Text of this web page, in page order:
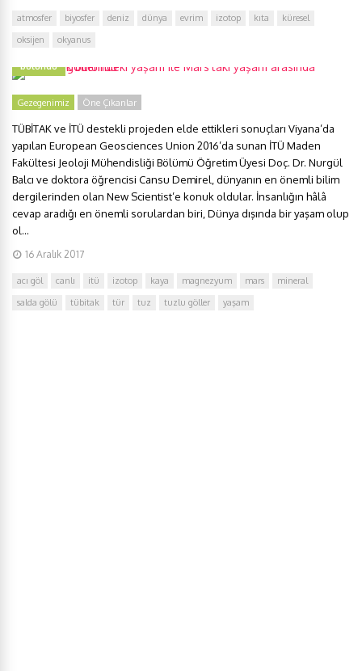
atmosfer biyosfer deniz dünya evrim izotop kıta
küresel
oksijen
okyanus
Türkiye göllerindeki yaşam ile Mars’taki yaşam arasında benzerlik
bulundu
Gezegenimiz Öne Çıkanlar
TÜBİTAK ve İTÜ destekli projeden elde ettikleri sonuçları Viyana’da
yapılan European Geosciences Union 2016’da sunan İTÜ Maden
Fakültesi Jeoloji Mühendisliği Bölümü Öğretim Üyesi Doç. Dr. Nurgül
Balcı ve doktora öğrencisi Cansu Demirel, dünyanın en önemli bilim
dergilerinden olan New Scientist’e konuk oldular. İnsanlığın hâlâ
cevap aradığı en önemli sorulardan biri, Dünya dışında bir yaşam olup
ol...
16 Aralık 2017
acı göl canlı itü izotop kaya magnezyum mars
mineral
salda gölü
tübitak tür tuz tuzlu göller yaşam